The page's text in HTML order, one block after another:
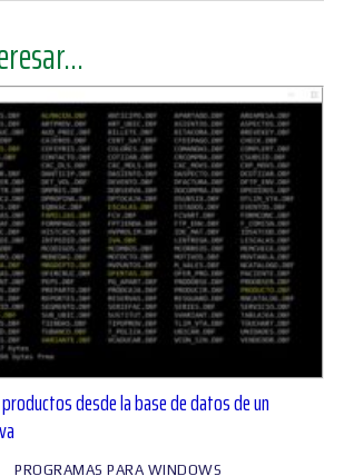
desde la base de datos de un
PROGRAMAS PARA WINDOWS